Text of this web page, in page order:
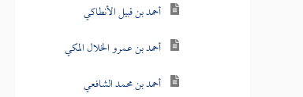
أحمد بن قبيل الأنطاكي
أحمد بن عمرو الخلال المكي
أحمد بن محمد الشافعي